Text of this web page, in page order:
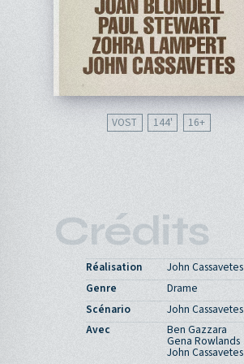
VOST 144' 16
Crédits
Réalisation
John Cassavetes
Genre
Drame
Scénario
John Cassavetes
Avec
Ben Gazzara
Gena Rowlands
John Cassavetes